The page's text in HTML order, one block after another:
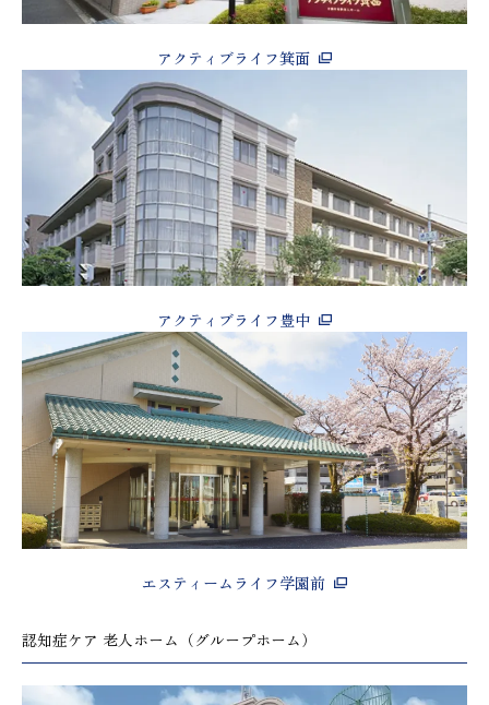
アクティブライフ箕面
アクティブライフ豊中
エスティームライフ学園前
認知症ケア 老人ホーム（グループホーム）